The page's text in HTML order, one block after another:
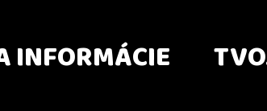
INFORMÁCIE